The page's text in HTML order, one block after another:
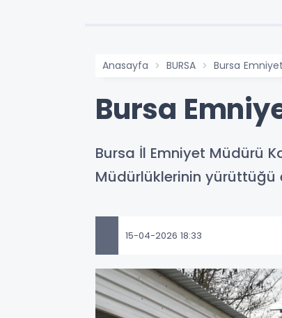
Anasayfa BURSA Bursa
Bursa
Bursa İl Emniyet Müdürü
Müdürlüklerinin
15-04-2026 18:33